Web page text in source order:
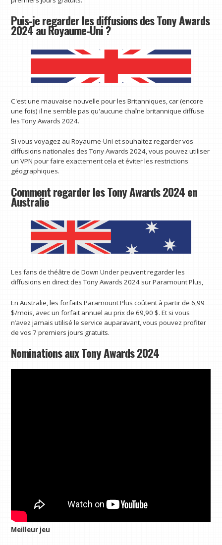
Puis-je regarder les diffusions des Tony Awards
2024 au Royaume-Uni ?
C'est une mauvaise nouvelle pour les Britanniques, car (encore
une fois) il ne semble pas qu'aucune chaîne britannique diffuse
les Tony Awards 2024.
Si vous voyagez au Royaume-Uni et souhaitez regarder vos
diffusions nationales des Tony Awards 2024, vous pouvez utiliser
un VPN pour faire exactement cela et éviter les restrictions
géographiques.
Comment regarder les Tony Awards 2024 en
Australie
Les fans de théâtre de Down Under peuvent regarder les
diffusions en direct des Tony Awards 2024 sur Paramount Plus,
En Australie, les forfaits Paramount Plus coûtent à partir de 6,99
$/mois, avec un forfait annuel au prix de 69,90 $. Et si vous
n’avez jamais utilisé le service auparavant, vous pouvez profiter
de vos 7 premiers jours gratuits.
Nominations aux Tony Awards 2024
Meilleur jeu